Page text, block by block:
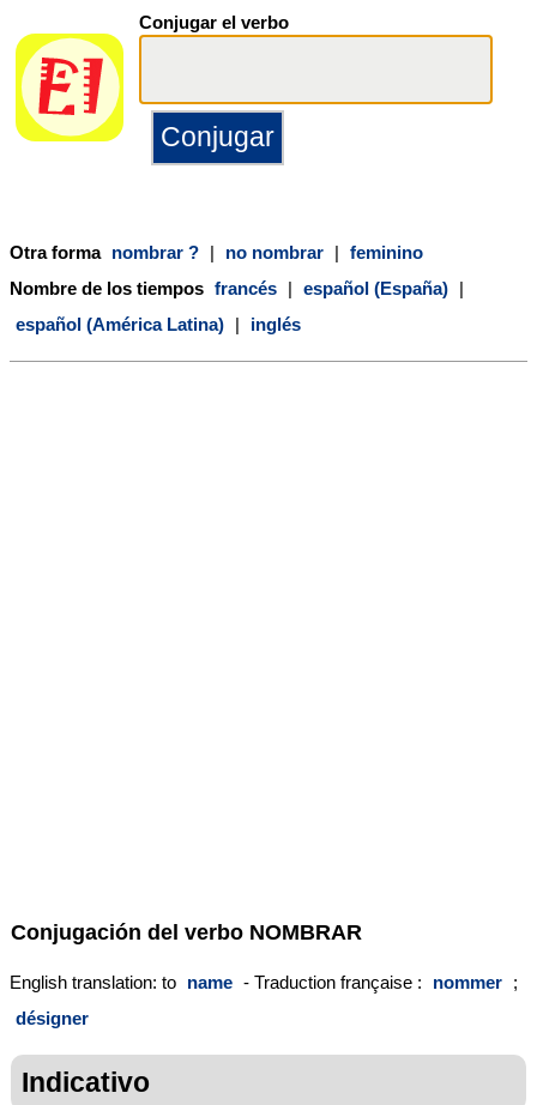
Conjugar el verbo
Otra forma nombrar ? | no nombrar | feminino
Nombre de los tiempos francés | español (España) |
español (América Latina) | inglés
Conjugación del verbo NOMBRAR
English translation: to name - Traduction française : nommer ;
désigner
Indicativo